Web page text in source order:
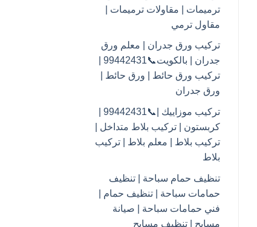
ترميمات | مقاولات ترميمات |
مقاول ترمي
تركيب ورق جدران | معلم ورق
تركيب ورق حائط | ورق حائط |
ورق جدران
كربستون | تركيب بلاط متداخل |
تركيب بلاط | معلم بلاط | تركيب
بلاط
تنظيف حمام سباحة | تنظيف
حمامات سباحة | تنظيف حمام |
فني حمامات سباحة | صيانة
مسابح | تنظيف مسابح